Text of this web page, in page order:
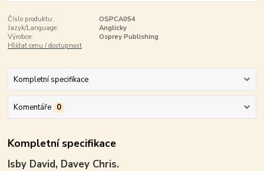
Číslo produktu:
OSPCA054
Jazyk/Language:
Anglicky
Výrobce:
Osprey Publishing
Hlídat cenu / dostupnost
Kompletní specifikace
Komentáře 0
Kompletní specifikace
Isby David, Davey Chris.